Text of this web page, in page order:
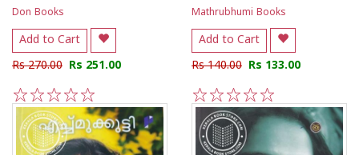
Don Books
Add to Cart
Rs 270.00 Rs 251.00
5
4
3
2
1
Mathrubhumi Books
Add to Cart
Rs 140.00 Rs 133.00
5
4
3
2
1